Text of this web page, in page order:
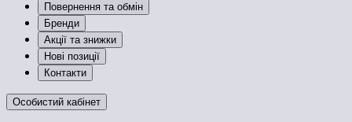
Повернення та обмін
Бренди
Акції та знижки
Нові позиції
Контакти
Особистий кабінет